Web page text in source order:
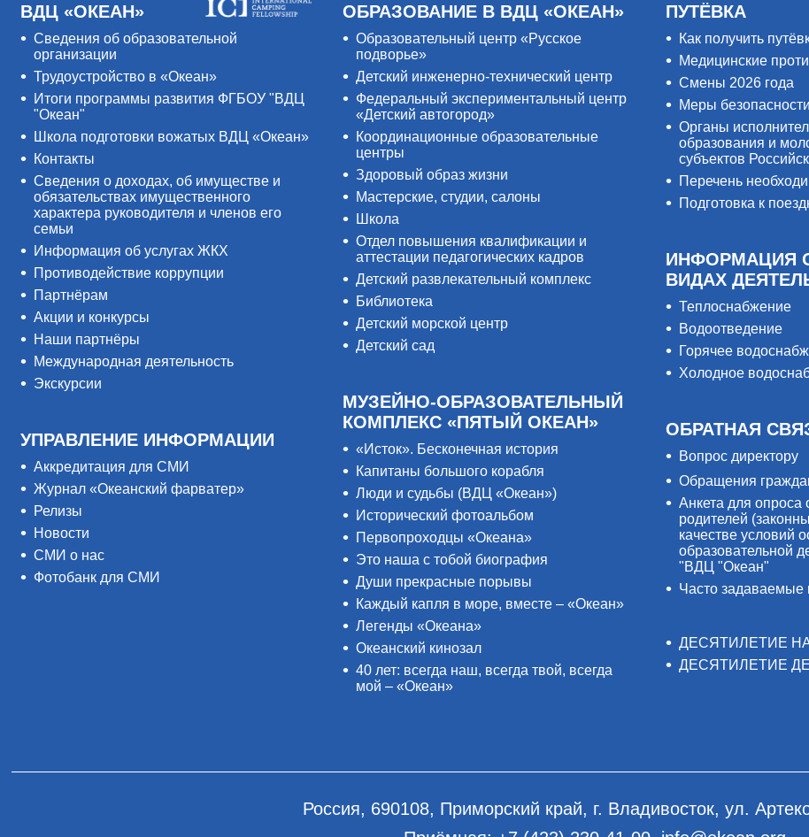
ВДЦ «ОКЕАН»
Сведения об образовательной
организации
Трудоустройство в «Океан»
Итоги программы развития ФГБОУ "ВДЦ
"Океан"
Школа подготовки вожатых ВДЦ «Океан»
Контакты
Сведения о доходах, об имуществе и
обязательствах имущественного
характера руководителя и членов его
семьи
Информация об услугах ЖКХ
Противодействие коррупции
Партнёрам
Акции и конкурсы
Наши партнёры
Международная деятельность
Экскурсии
УПРАВЛЕНИЕ ИНФОРМАЦИИ
Аккредитация для СМИ
Журнал «Океанский фарватер»
Релизы
Новости
СМИ о нас
Фотобанк для СМИ
ОБРАЗОВАНИЕ В ВДЦ «ОКЕАН»
Образовательный центр «Русское
подворье»
Детский инженерно-технический центр
Федеральный экспериментальный центр
«Детский автогород»
Координационные образовательные
центры
Здоровый образ жизни
Мастерские, студии, салоны
Школа
Отдел повышения квалификации и
аттестации педагогических кадров
Детский развлекательный комплекс
Библиотека
Детский морской центр
Детский сад
МУЗЕЙНО-ОБРАЗОВАТЕЛЬНЫЙ
КОМПЛЕКС «ПЯТЫЙ ОКЕАН»
«Исток». Бесконечная история
Капитаны большого корабля
Люди и судьбы (ВДЦ «Океан»)
Исторический фотоальбом
Первопроходцы «Океана»
Это наша с тобой биография
Души прекрасные порывы
Каждый капля в море, вместе – «Океан»
Легенды «Океана»
Океанский кинозал
40 лет: всегда наш, всегда твой, всегда
мой – «Океан»
ПУТЁВКА
Как получить
Медицинские
Смены 2026 года
Меры безопасности
Органы
образования и
субъектов
Перечень
Подготовка к
ИНФОРМАЦИЯ
ВИДАХ
Теплоснабжение
Водоотведение
Горячее
Холодное
ОБРАТНАЯ
Вопрос директору
Обращения
Анкета для
родителей
качестве условий
образовательной
"ВДЦ "Океан"
Часто задаваемые
ДЕСЯТИЛЕТИЕ
ДЕСЯТИЛЕТИЕ
Россия, 690108, Приморский край, г. Владивосток, ул.